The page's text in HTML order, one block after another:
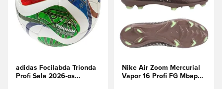
adidas Focilabda Trionda
Profi Sala 2026-os
Nike Air Zoom Mercurial
Vapor 16 Profi FG Mbappé